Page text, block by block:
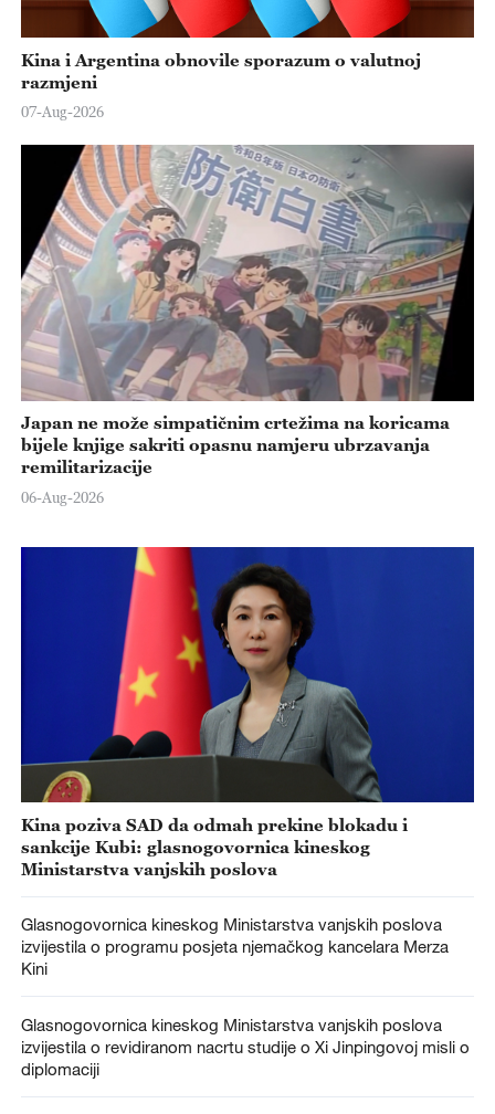
Kina i Argentina obnovile sporazum o valutnoj
razmjeni
07-Aug-2026
Japan ne može simpatičnim crtežima na koricama
bijele knjige sakriti opasnu namjeru ubrzavanja
remilitarizacije
06-Aug-2026
Kina poziva SAD da odmah prekine blokadu i
sankcije Kubi: glasnogovornica kineskog
Ministarstva vanjskih poslova
Glasnogovornica kineskog Ministarstva vanjskih poslova
izvijestila o programu posjeta njemačkog kancelara Merza
Kini
Glasnogovornica kineskog Ministarstva vanjskih poslova
izvijestila o revidiranom nacrtu studije o Xi Jinpingovoj misli o
diplomaciji